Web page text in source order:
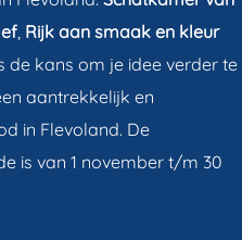
, Rijk aan smaak en kleur
de kans om je idee verder te
aantrekkelijk en
in Flevoland. De
is van 1 november t/m 30